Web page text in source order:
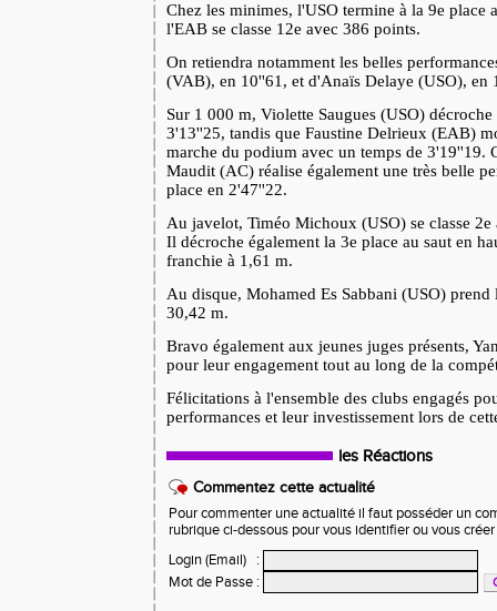
Chez les minimes, l'USO termine à la 9e place
l'EAB se classe 12e avec 386 points.
On retiendra notamment les belles
(VAB), en 10''61, et d'Anaïs Delaye (USO), en
Sur 1 000 m, Violette Saugues (USO)
3'13''25, tandis que Faustine Delrieux (EAB)
marche du podium avec un temps de 3'19''19.
Maudit (AC) réalise également une très belle
place en 2'47''22.
Au javelot, Timéo Michoux (USO) se classe
Il décroche également la 3e place au saut en
franchie à 1,61 m.
Au disque, Mohamed Es Sabbani (USO) prend
30,42 m.
Bravo également aux jeunes juges présents,
pour leur engagement tout au long de la
Félicitations à l'ensemble des clubs engagés
performances et leur investissement lors de
les Réactions
Commentez cette actualité
Pour commenter une actualité il faut posséder un
rubrique ci-dessous pour vous identifier ou vous
Login (Email)
:
Mot de Passe :